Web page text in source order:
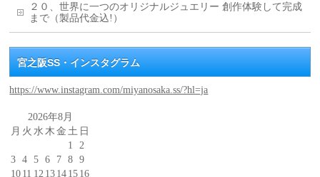
２０、世界に一つのオリジナルジュエリー 創作体験して完成
まで（製品代金込!）
宮之阪SS・インスタグラム
https://www.instagram.com/miyanosaka.ss/?hl=ja
2026年8月
月 火 水 木 金 土 日
1
2
3
4 5 6 7 8
9
10 11 12 13 14 15 16